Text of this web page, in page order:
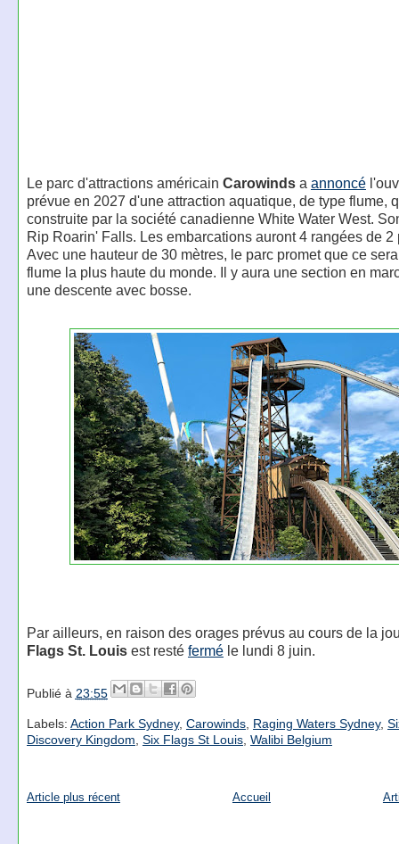
Le parc d'attractions américain Carowindsa annoncé
prévue en 2027 d'une attraction aquatique, de type flume,
construite par la société canadienne White Water West.
Rip Roarin' Falls. Les embarcations auront 4 rangées de 2
Avec une hauteur de 30 mètres, le parc promet que ce
flume la plus haute du monde. Il y aura une section en
une descente avec bosse.
Par ailleurs, en raison des orages prévus au cours de la
Flags St. Louisest resté ferméle lundi 8 juin.
Publié à 23:55
Labels: Action Park Sydney, Carowinds, Raging Waters Sydney,
Discovery Kingdom, Six Flags St Louis, Walibi Belgium
Article plus récent Accueil